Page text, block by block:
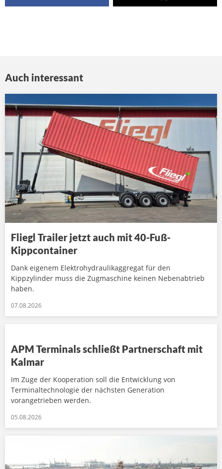
Auch interessant
Fliegl Trailer jetzt auch mit 40-Fuß-
Kippcontainer
Dank eigenem Elektrohydraulikaggregat für den
Kippzylinder muss die Zugmaschine keinen Nebenabtrieb
haben.
07.08.2026
APM Terminals schließt Partnerschaft mit
Kalmar
Im Zuge der Kooperation soll die Entwicklung von
Terminaltechnologie der nächsten Generation
vorangetrieben werden.
05.08.2026